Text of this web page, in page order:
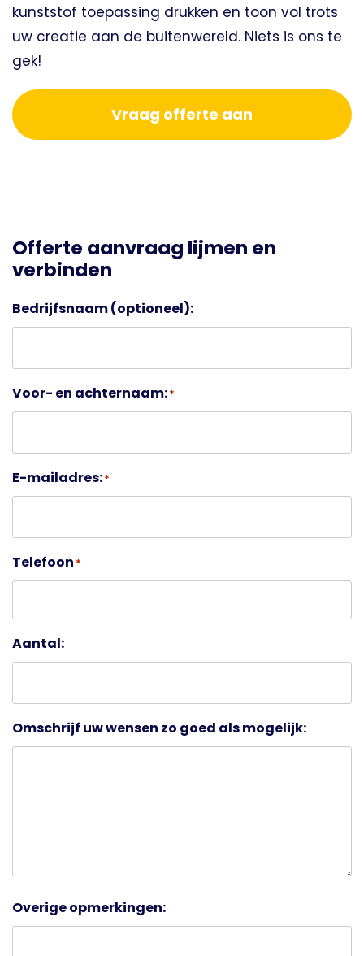
kunststof toepassing drukken en toon vol trots
uw creatie aan de buitenwereld. Niets is ons te
gek!
Vraag offerte aan
Offerte aanvraag lijmen en
verbinden
Bedrijfsnaam (optioneel):
Voor- en achternaam:*
E-mailadres:*
Telefoon *
Aantal:
Omschrijf uw wensen zo goed als mogelijk:
Overige opmerkingen: